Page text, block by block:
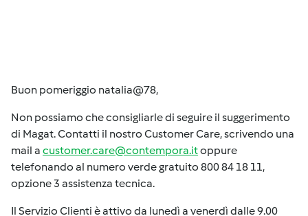
Buon pomeriggio natalia@78,
Non possiamo che consigliarle di seguire il suggerimento
di Magat. Contatti il nostro Customer Care, scrivendo una
mail a customer.care@contempora.itoppure
telefonando al numero verde gratuito 800 84 18 11,
opzione 3 assistenza tecnica.
Il Servizio Clienti è attivo da lunedì a venerdì dalle 9.00